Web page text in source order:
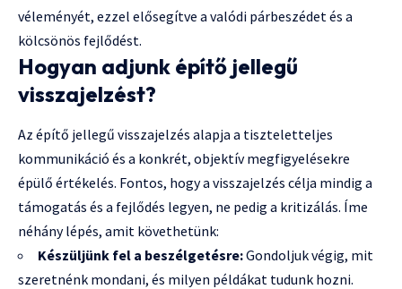
véleményét, ezzel elősegítve a valódi párbeszédet és a
kölcsönös fejlődést.
Hogyan adjunk építő jellegű
visszajelzést?
Az építő jellegű visszajelzés alapja a tiszteletteljes
kommunikáció és a konkrét, objektív megfigyelésekre
épülő értékelés. Fontos, hogy a visszajelzés célja mindig a
támogatás és a fejlődés legyen, ne pedig a kritizálás. Íme
néhány lépés, amit követhetünk:
Készüljünk fel a beszélgetésre:Gondoljuk végig, mit
szeretnénk mondani, és milyen példákat tudunk hozni.